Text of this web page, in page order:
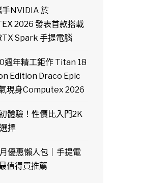
手NVIDIA 於
2026 發表首款搭載
Spark 手提電腦
週年精工鉅作 Titan 18
Edition Draco Epic
現身Computex 2026
體驗！性價比入門2K
擇
優惠懶人包｜手提電
值得買推薦